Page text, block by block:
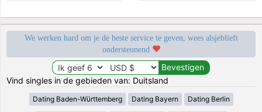
We werken hard om je de beste service te geven, wees alsjeblieft
ondersteunend
Vind singles in de gebieden van: Duitsland
Dating Baden-Württemberg Dating Bayern Dating Berlin